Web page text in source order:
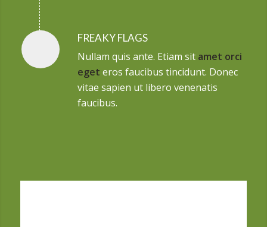
FREAKY FLAGS
Nullam quis ante. Etiam sit amet orci
eget eros faucibus tincidunt. Donec
vitae sapien ut libero venenatis
faucibus.